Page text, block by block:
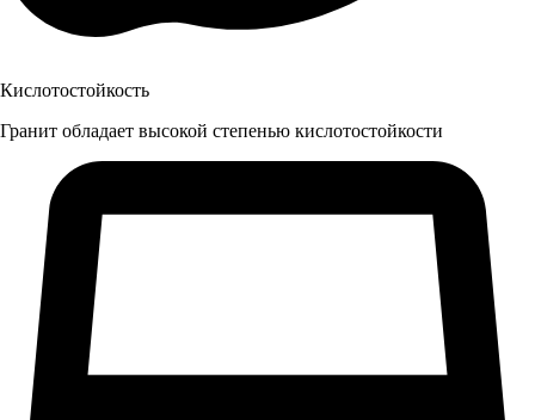
Кислотостойкость
Гранит обладает высокой степенью кислотостойкости